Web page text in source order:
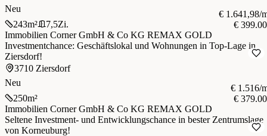
Neu
243m² 7,5Zi.
€ 1.641,98/
€
Immobilien Corner GmbH & Co KG REMAX GOLD
Investmentchance: Geschäftslokal und Wohnungen in Top-Lage in
Ziersdorf!
3710 Ziersdorf
Neu
250m²
€ 1.516/
€
Immobilien Corner GmbH & Co KG REMAX GOLD
Seltene Investment- und Entwicklungschance in bester Zentrumslage
von Korneuburg!